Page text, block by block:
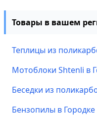
Товары в вашем
Теплицы из
Мотоблоки Shtenli в
Беседки из
Бензопилы в Городке